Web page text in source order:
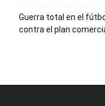
Guerra total en el
contra el plan